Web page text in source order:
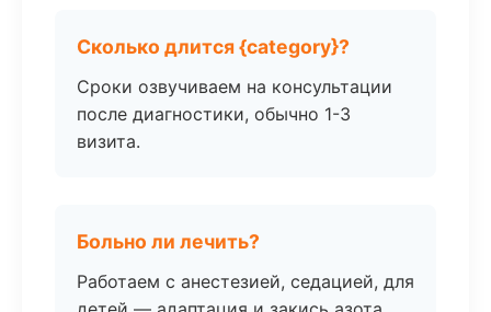
Сколько длится {category}?
Сроки озвучиваем на консультации
после диагностики, обычно 1-3
визита.
Больно ли лечить?
Работаем с анестезией, седацией, для